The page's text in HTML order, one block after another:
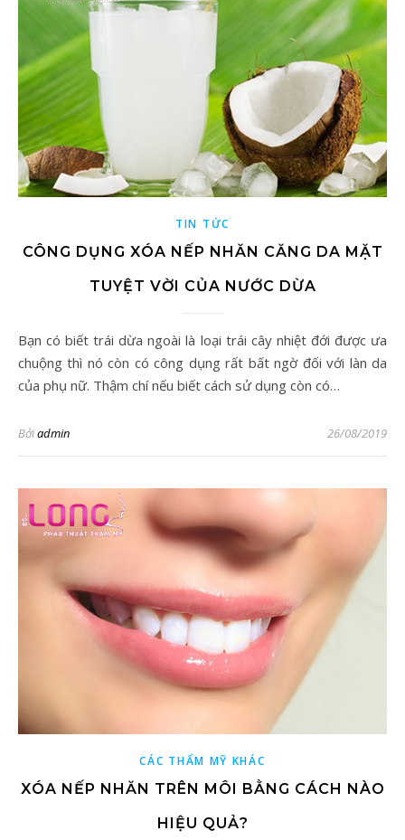
TIN TỨC
CÔNG DỤNG XÓA NẾP NHĂN CĂNG DA MẶT
TUYỆT VỜI CỦA NƯỚC DỪA
Bạn có biết trái dừa ngoài là loại trái cây nhiệt đới được ưa
chuộng thì nó còn có công dụng rất bất ngờ đối với làn da
của phụ nữ. Thậm chí nếu biết cách sử dụng còn có…
Bởiadmin 26/08/2019
CÁC THẨM MỸ KHÁC
XÓA NẾP NHĂN TRÊN MÔI BẰNG CÁCH NÀO
HIỆU QUẢ?